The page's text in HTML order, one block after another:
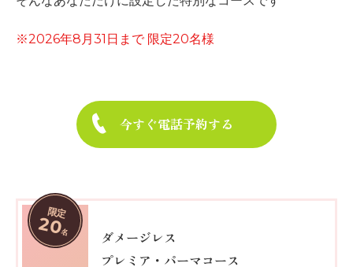
※2026年8月31日まで 限定20名様
今すぐ電話予約する
限定
20名
ダメージレス
プレミア・パーマコース